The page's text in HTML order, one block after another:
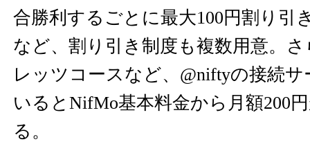
合勝利するごとに最大100円割り引
など、割り引き制度も複数用意。
レッツコースなど、@niftyの接続
いるとNifMo基本料金から月額200
る。